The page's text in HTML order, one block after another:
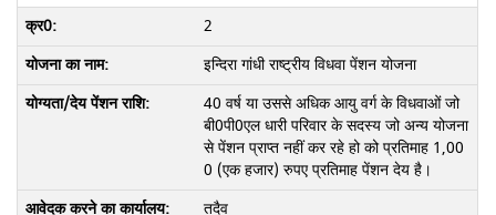
2
इन्दिरा गांधी राष्ट्रीय विधवा पेंशन योजना
40 वर्ष या उससे अधिक आयु वर्ग के विधवाओं जो
बी0पी0एल धारी परिवार के सदस्य जो अन्य योजना
से पेंशन प्राप्त नहीं कर रहे हो को प्रतिमाह 1,00
0 (एक हजार) रुपए प्रतिमाह पेंशन देय है।
तदैव